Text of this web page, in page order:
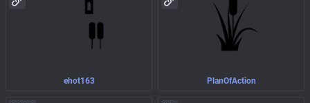
ehot163 PlanOfAction